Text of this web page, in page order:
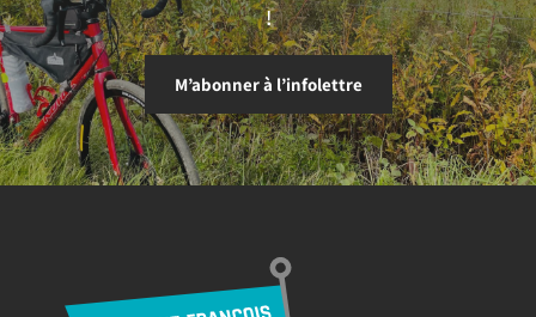
!
M’abonner à l’infolettre